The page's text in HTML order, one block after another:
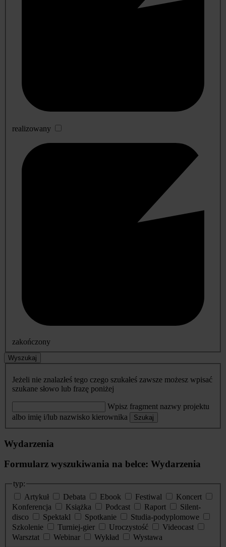
realizowany
zakończony
Wyszukaj
Jeżeli nie znalazłeś tego czego szukałeś zawsze możesz wpisać
szukane słowo lub frazę poniżej
Wpisz fragment nazwy projektu
albo imię i/lub nazwisko kierownika
Szukaj
Wydarzenia
Formularz wyszukiwania na belce: Wydarzenia
typ:
Artykuł
Debata Ebook Festiwal
Koncert
Konferencja
Książka Podcast Raport
Silent-
disco
Spektakl Spotkanie
Studia-podyplomowe
Szkolenie
Turniej-gier Uroczystość
Videocast
Warsztat
Webinar Wykład
Wystawa